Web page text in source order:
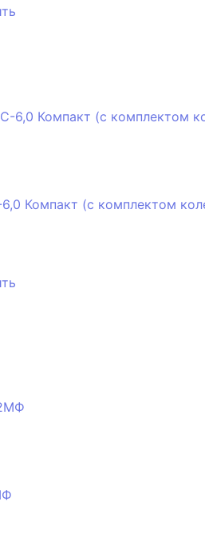
Компакт (с комплектом